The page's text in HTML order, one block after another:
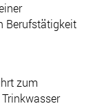
Berufstätigkeit
zum